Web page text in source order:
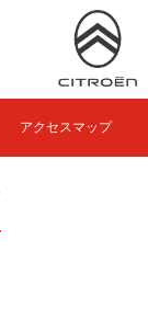
アクセスマップ